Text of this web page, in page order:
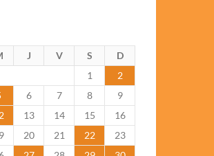
J V S
D
1
2
6 7 8
9
13 14 15
16
20 21 22
23